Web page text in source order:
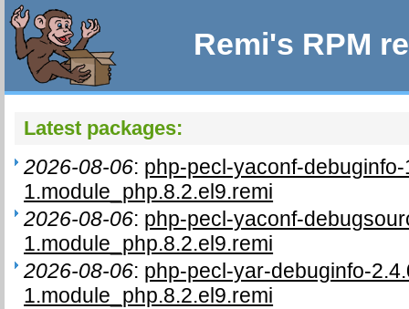
Remi's RPM
Latest packages:
2026-08-06: php-pecl-yaconf-
1.module_php.8.2.el9.remi
2026-08-06: php-pecl-yaconf-
1.module_php.8.2.el9.remi
2026-08-06: php-pecl-yar-debuginfo-
1.module_php.8.2.el9.remi